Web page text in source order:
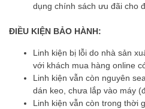
dụng chính sách ưu đãi cho
ĐIỀU KIỆN BẢO HÀNH:
Linh kiện bị lỗi do nhà sản
với khách mua hàng online
Linh kiện vẫn còn nguyên
dán keo, chưa lắp vào máy
Linh kiện vẫn còn trong thời